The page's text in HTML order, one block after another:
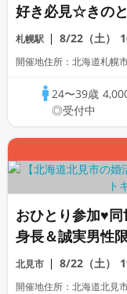
好き必見☆きの
♪」個室スタイ
Matching／マッ
札幌駅 8/22（土）
開催地住所：北海道札幌
24〜39歳
◎受付中
おひとり参加♥
身長＆誠実男性
員会話/
グあり
北見市 8/22（土）
開催地住所：北海道北見